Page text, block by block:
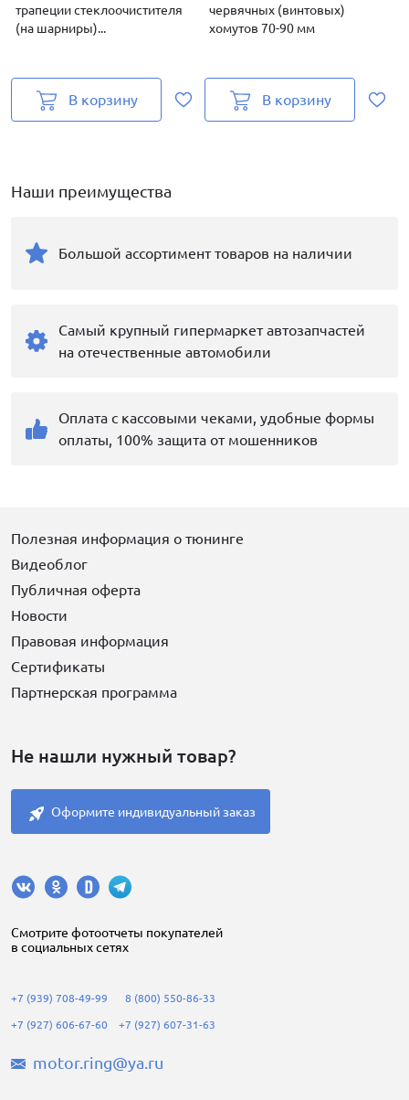
трапеции стеклоочистителя
(на шарниры)...
В корзину
червячных (винтовых)
хомутов 70-90 мм
В корзину
Наши преимущества
Большой ассортимент товаров на наличии
Самый крупный гипермаркет автозапчастей
на отечественные автомобили
Оплата с кассовыми чеками, удобные формы
оплаты, 100% защита от мошенников
Полезная информация о тюнинге
Видеоблог
Публичная оферта
Новости
Правовая информация
Сертификаты
Партнерская программа
Не нашли нужный товар?
Оформите индивидуальный заказ
Cмотрите фотоотчеты покупателей
в социальных сетях
+7 (939) 708-49-99
+7 (927) 606-67-60
8 (800) 550-86-33
+7 (927) 607-31-63
motor.ring@ya.ru